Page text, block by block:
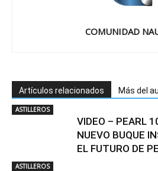
COMUNIDAD
Artículos relacionados Más del
ASTILLEROS
VIDEO – PEARL
NUEVO BUQUE
EL FUTURO DE
ASTILLEROS